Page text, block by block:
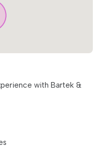
with Bartek &